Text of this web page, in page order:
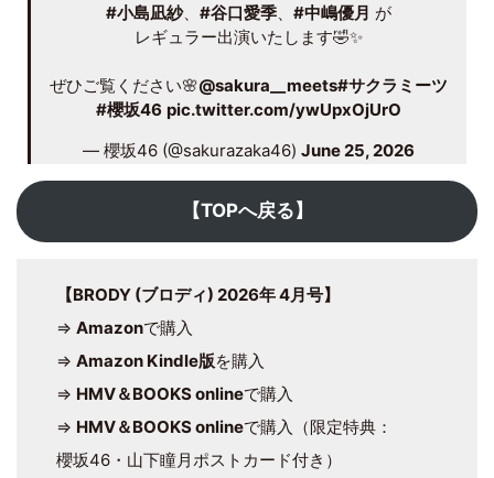
#小島凪紗、 #谷口愛季、 #中嶋優月 が
レギュラー出演いたします🤣✨
ぜひご覧ください🌸@sakura__meets#サクラミーツ
#櫻坂46 pic.twitter.com/ywUpxOjUrO
— 櫻坂46 (@sakurazaka46) June 25, 2026
【TOPへ戻る】
【BRODY (ブロディ) 2026年 4月号】
⇒ Amazonで購入
⇒ Amazon Kindle版を購入
⇒ HMV＆BOOKS onlineで購入
⇒ HMV＆BOOKS onlineで購入（限定特典：
櫻坂46・ 山下瞳月ポストカード付き）